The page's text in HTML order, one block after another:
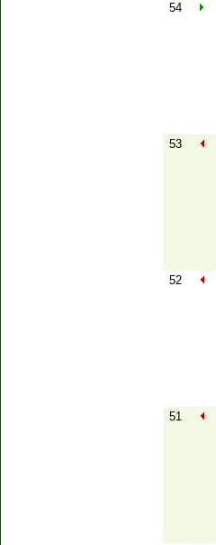
54
53
52
51